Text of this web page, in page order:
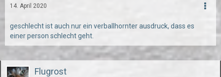
14. April 2020
geschlecht ist auch nur ein verballhornter ausdruck, dass es
einer person schlecht geht.
Flugrost